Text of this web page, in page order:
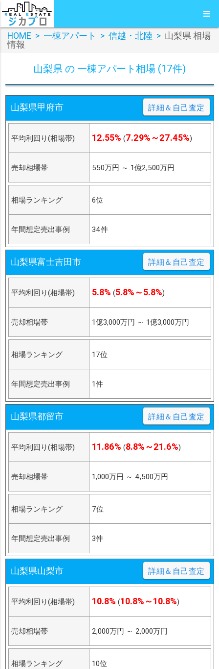
HOME > 一棟アパート > 信越・北陸 > 山梨県 相場
情報
山梨県 の 一棟アパート相場 (17件)
山梨県甲府市 詳細＆自己査定
平均利回り(相場帯) 12.55% (7.29%～27.45%)
売却相場帯 550万円 ～ 1億2,500万円
相場ランキング 6位
年間想定売出事例 34件
山梨県富士吉田市 詳細＆自己査定
平均利回り(相場帯) 5.8% (5.8%～5.8%)
売却相場帯 1億3,000万円 ～ 1億3,000万円
相場ランキング 17位
年間想定売出事例 1件
山梨県都留市 詳細＆自己査定
平均利回り(相場帯) 11.86% (8.8%～21.6%)
売却相場帯 1,000万円 ～ 4,500万円
相場ランキング 7位
年間想定売出事例 3件
山梨県山梨市 詳細＆自己査定
平均利回り(相場帯) 10.8% (10.8%～10.8%)
売却相場帯 2,000万円 ～ 2,000万円
相場ランキング 10位